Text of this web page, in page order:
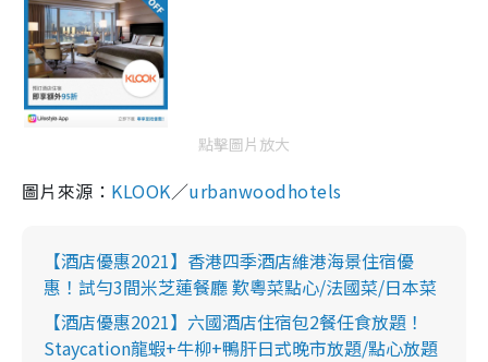
點擊圖片放大
圖片來源： KLOOK／urbanwoodhotels
【酒店優惠2021】香港四季酒店維港海景住宿優
惠！試勻3間米芝蓮餐廳 歎粵菜點心/法國菜/日本菜
【酒店優惠2021】六國酒店住宿包2餐任食放題！
Staycation龍蝦+牛柳+鴨肝日式晚市放題/點心放題